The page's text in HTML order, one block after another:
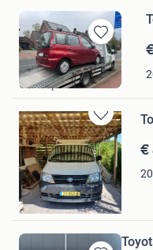
Bewaren
in
Mijn
Favorieten
Antonis
Geldrop
Bewaren
in
Mijn
Favorieten
€
Plantinga
Heiligerlee